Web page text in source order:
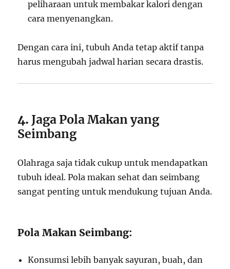
peliharaan untuk membakar kalori dengan
cara menyenangkan.
Dengan cara ini, tubuh Anda tetap aktif tanpa
harus mengubah jadwal harian secara drastis.
4. Jaga Pola Makan yang
Seimbang
Olahraga saja tidak cukup untuk mendapatkan
tubuh ideal. Pola makan sehat dan seimbang
sangat penting untuk mendukung tujuan Anda.
Pola Makan Seimbang:
Konsumsi lebih banyak sayuran, buah, dan